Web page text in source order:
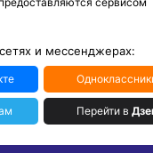
и мессенджерах:
Перейти в